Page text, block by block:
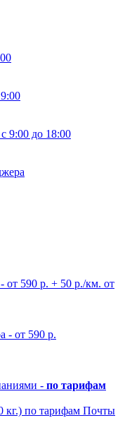
9:00 до 18:00
- от 590 р. + 50 р./км. от
- от 590 р.
- по тарифам
кг.) по тарифам Почты